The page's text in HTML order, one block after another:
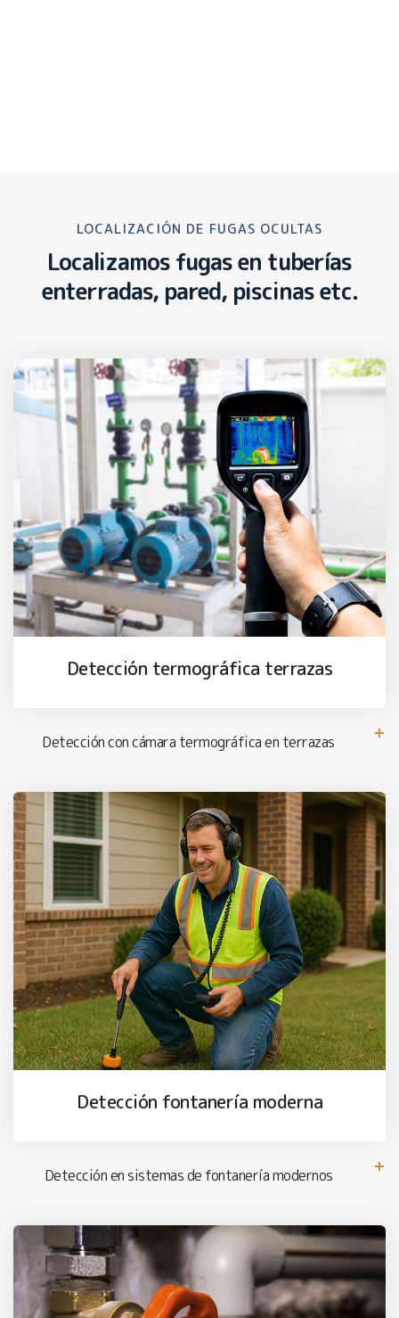
LOCALIZACIÓN DE FUGAS OCULTAS
Localizamos fugas en tuberías
enterradas, pared, piscinas etc.
Detección termográfica terrazas
Detección con cámara termográfica en terrazas
Detección fontanería moderna
Detección en sistemas de fontanería modernos